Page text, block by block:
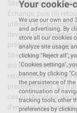
Site, à la section «
Échange, puis (ii)
utilisant le
devront être expédiés
présente dans le colis
Site, depuis votre
été effectuée en tant
retourné dès lors qu'il
précédemment, au
cas où l'Acheteur
d'envoi et les
Your cookie-
We use our own and
and advertising. By
store all our cookies
analyze site usage,
clicking "Reject all",
"Cookies settings",
banner, by clicking
the persistence of
continuation of
tracking tools, other
preferences by